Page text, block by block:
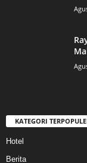
KATEGORI
Hotel
Berita